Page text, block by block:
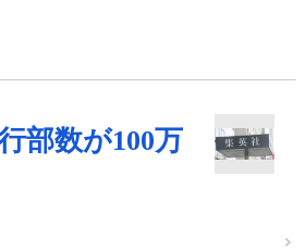
部数が100万